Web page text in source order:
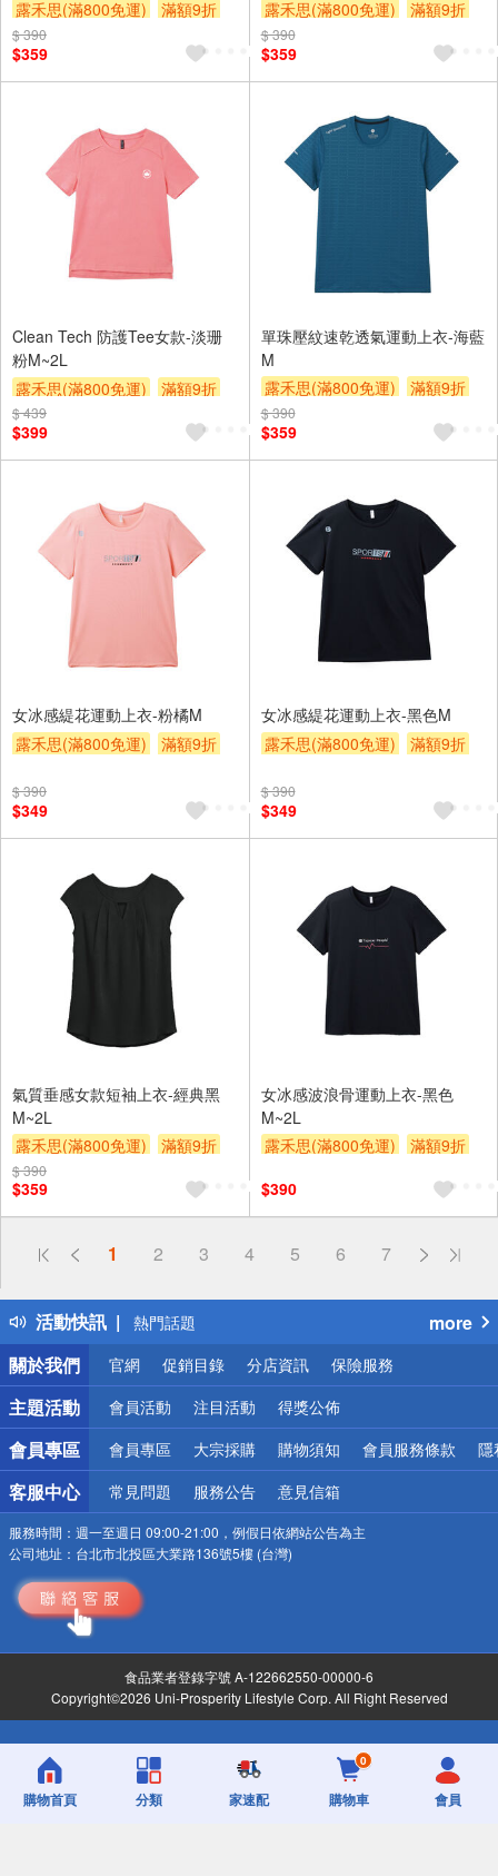
露禾思(滿800免運)
滿額9折
贈$200
$ 390
$359
露禾思(滿800免運)
滿額9折
贈$200
$ 390
$359
Clean Tech 防護Tee女款-淡珊
粉M~2L
露禾思(滿800免運)
滿額9折
贈$200
$ 439
$399
單珠壓紋速乾透氣運動上衣-海藍
M
露禾思(滿800免運)
滿額9折
贈$200
$ 390
$359
女冰感緹花運動上衣-粉橘M
露禾思(滿800免運)
滿額9折
$ 390
$349
女冰感緹花運動上衣-黑色M
露禾思(滿800免運)
滿額9折
$ 390
$349
氣質垂感女款短袖上衣-經典黑
M~2L
露禾思(滿800免運)
滿額9折
贈$200
$ 390
$359
女冰感波浪骨運動上衣-黑色
M~2L
露禾思(滿800免運)
滿額9折
$390
1 2 3 4 5 6 7
活動快訊
偏遠地區配送
得獎公告
熱門話題
銀行優惠
偏遠地區配送
詐騙網頁！請小心！
more
關於我們
官網 促銷目錄 分店資訊 保險服務
主題活動 會員活動 注目活動 得獎公佈
會員專區 會員專區 大宗採購 購物須知 會員服務條款 隱
客服中心 常見問題 服務公告 意見信箱
服務時間： 週一至週日 09:00-21:00，例假日依網站公告為主
公司地址： 台北市北投區大業路136號5樓 (台灣)
食品業者登錄字號 A-122662550-00000-6
Copyright©2026 Uni-Prosperity Lifestyle Corp. All Right Reserved
購物首頁 分類 家速配
0
購物車 會員